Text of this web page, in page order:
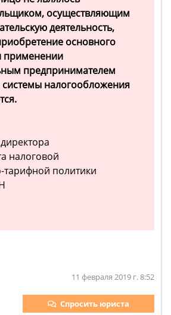
осуществляющим
деятельность,
основного
применении
предпринимателем
налогообложения
налоговой
политики
11 февраля 2019 г. 8:52
Спросить юриста